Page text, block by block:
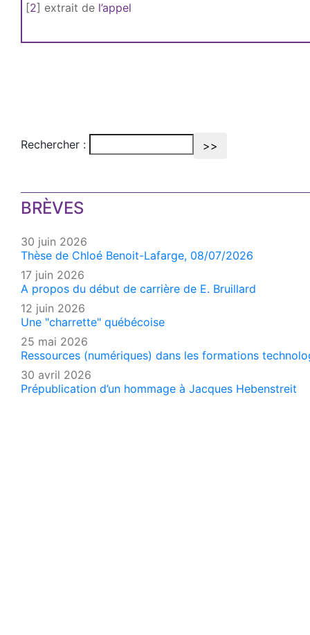
[2] extrait de l’appel
Rechercher :
BRÈVES
30 juin 2026
Thèse de Chloé Benoit-Lafarge, 08/07/2026
17 juin 2026
A propos du début de carrière de E. Bruillard
12 juin 2026
Une "charrette" québécoise
25 mai 2026
Ressources (numériques) dans les formations
30 avril 2026
Prépublication d’un hommage à Jacques Hebenstreit